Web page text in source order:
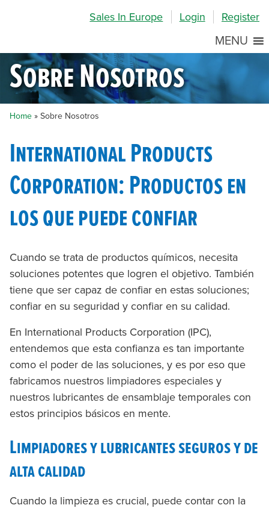
Sales In Europe Login Register
MENU
Sobre Nosotros
Home » Sobre Nosotros
International Products
Corporation: Productos en
los que puede confiar
Cuando se trata de productos químicos, necesita
soluciones potentes que logren el objetivo. También
tiene que ser capaz de confiar en estas soluciones;
confiar en su seguridad y confiar en su calidad.
En International Products Corporation (IPC),
entendemos que esta confianza es tan importante
como el poder de las soluciones, y es por eso que
fabricamos nuestros limpiadores especiales y
nuestros lubricantes de ensamblaje temporales con
estos principios básicos en mente.
Limpiadores y lubricantes seguros y de
alta calidad
Cuando la limpieza es crucial, puede contar con la